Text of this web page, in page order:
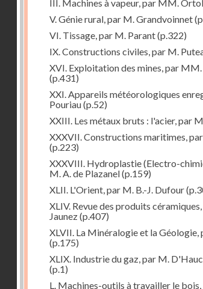
III. Machines à vapeur, par MM.
V. Génie rural, par M. Grandvoinnet
VI. Tissage, par M. Parant(p.322)
IX. Constructions civiles, par M.
XVI. Exploitation des mines, par
(p.431)
XXI. Appareils météorologiques
Pouriau(p.52)
XXIII. Les métaux bruts : l'acier, par
XXXVII. Constructions maritimes,
(p.223)
XXXVIII. Hydroplastie (Electro-
M. A. de Plazanel(p.159)
XLII. L'Orient, par M. B.-J. Dufour
XLIV. Revue des produits
Jaunez(p.407)
XLVII. La Minéralogie et la Géologie,
(p.175)
XLIX. Industrie du gaz, par M.
(p.1)
L. Machines-outils à travailler le